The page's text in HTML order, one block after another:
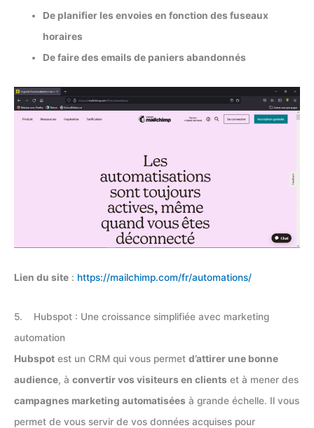
De planifier les envoies en fonction des fuseaux
horaires
De faire des emails de paniers abandonnés
Lien du site : https://mailchimp.com/fr/automations/
5. Hubspot : Une croissance simplifiée avec marketing
automation
Hubspot est un CRM qui vous permet d’attirer une bonne
audience, à convertir vos visiteurs en clients et à mener des
campagnes marketing automatisées à grande échelle. Il vous
permet de vous servir de vos données acquises pour